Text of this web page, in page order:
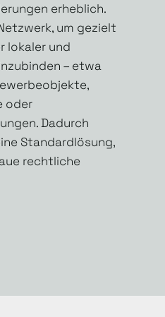
erheblich.
um gezielt
lokaler und
– etwa
oder
Dadurch
Standardlösung,
rechtliche